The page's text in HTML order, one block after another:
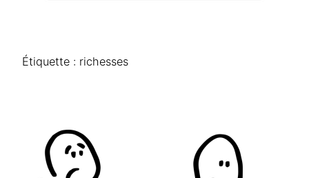
Étiquette : richesses